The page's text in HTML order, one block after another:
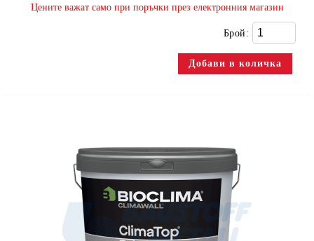
​Цените важат само при поръчки през електронния магазин
Брой: